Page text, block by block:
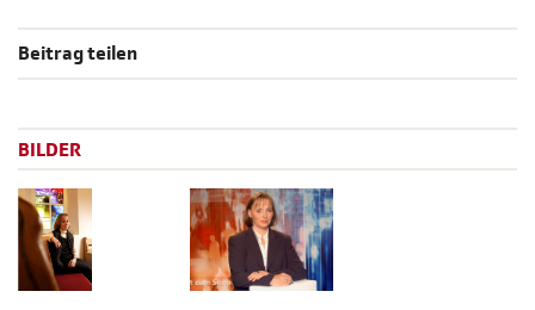
Beitrag teilen
BILDER